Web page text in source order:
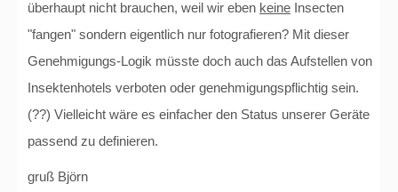
überhaupt nicht brauchen, weil wir eben keine Insecten
"fangen" sondern eigentlich nur fotografieren? Mit dieser
Genehmigungs-Logik müsste doch auch das Aufstellen von
Insektenhotels verboten oder genehmigungspflichtig sein.
(??) Vielleicht wäre es einfacher den Status unserer Geräte
passend zu definieren.
gruß Björn